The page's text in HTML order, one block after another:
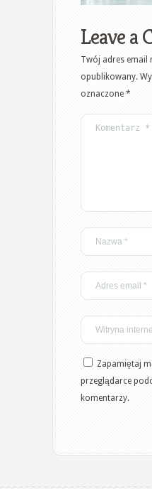
Leave a
Twój adres email
opublikowany.
oznaczone *
Zapamiętaj
przeglądarce
komentarzy.